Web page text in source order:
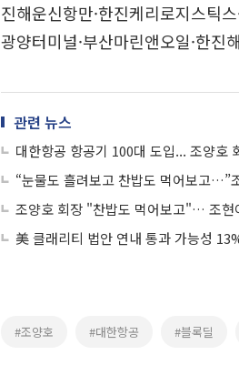
진해운신항만·한진케리로지스틱
광양터미널·부산마린앤오일·한
관련 뉴스
대한항공 항공기 100대 도입... 조양호
“눈물도 흘려보고 찬밥도 먹어보고…”
조양호 회장 "찬밥도 먹어보고"… 조현
美 클래리티 법안 연내 통과 가능성
#조양호 #대한항공 #블록딜